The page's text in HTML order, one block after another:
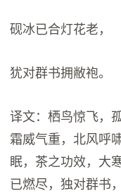
砚冰已合灯花老，
犹对群书拥敝袍。
译文：栖鸟惊飞，
霜威气重，北风呼
眠，茶之功效，大
已燃尽，独对群书